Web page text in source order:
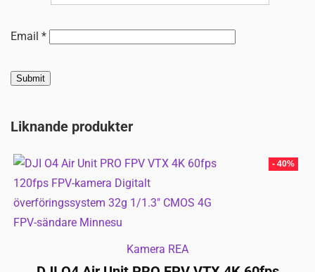
Email *
Liknande produkter
- 40%
Kamera REA